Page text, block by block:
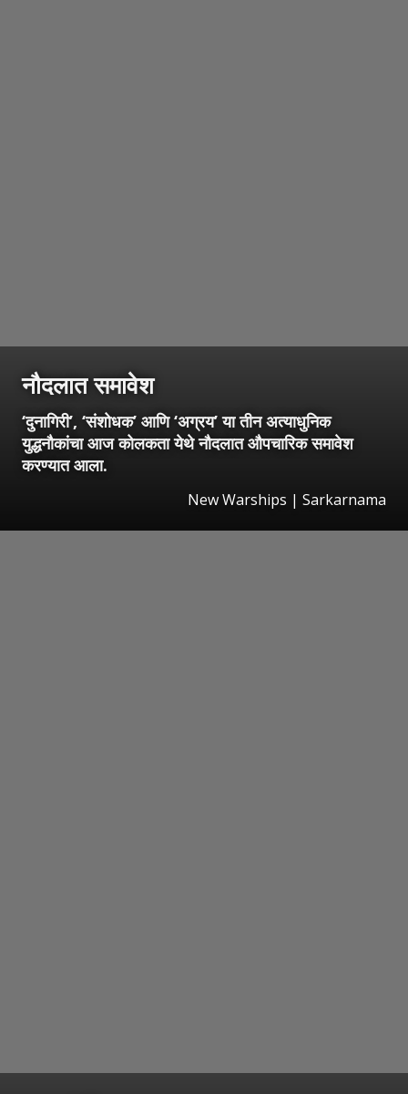
नौदलात समावेश
‘दुनागिरी’, ‘संशोधक’ आणि ‘अग्रय’ या तीन अत्याधुनिक
युद्धनौकांचा आज कोलकता येथे नौदलात औपचारिक समावेश
करण्यात आला.
New Warships | Sarkarnama